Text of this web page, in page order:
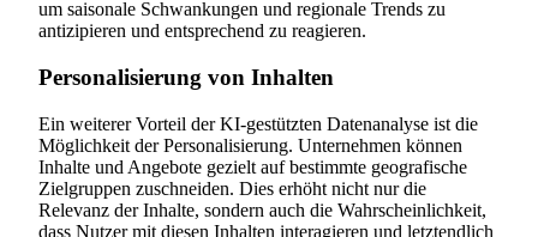
um saisonale Schwankungen und regionale Trends zu
antizipieren und entsprechend zu reagieren.
Personalisierung von Inhalten
Ein weiterer Vorteil der KI-gestützten Datenanalyse ist die
Möglichkeit der Personalisierung. Unternehmen können
Inhalte und Angebote gezielt auf bestimmte geografische
Zielgruppen zuschneiden. Dies erhöht nicht nur die
Relevanz der Inhalte, sondern auch die Wahrscheinlichkeit,
dass Nutzer mit diesen Inhalten interagieren und letztendlich